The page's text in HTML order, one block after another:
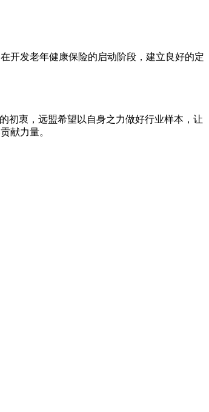
开发老年健康保险的启动阶段，建立良好的定
初衷，远盟希望以自身之力做好行业样本，让
献力量。